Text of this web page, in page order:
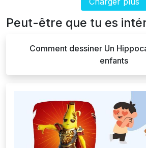
Peut-être que tu es
Comment dessiner Un
enfants